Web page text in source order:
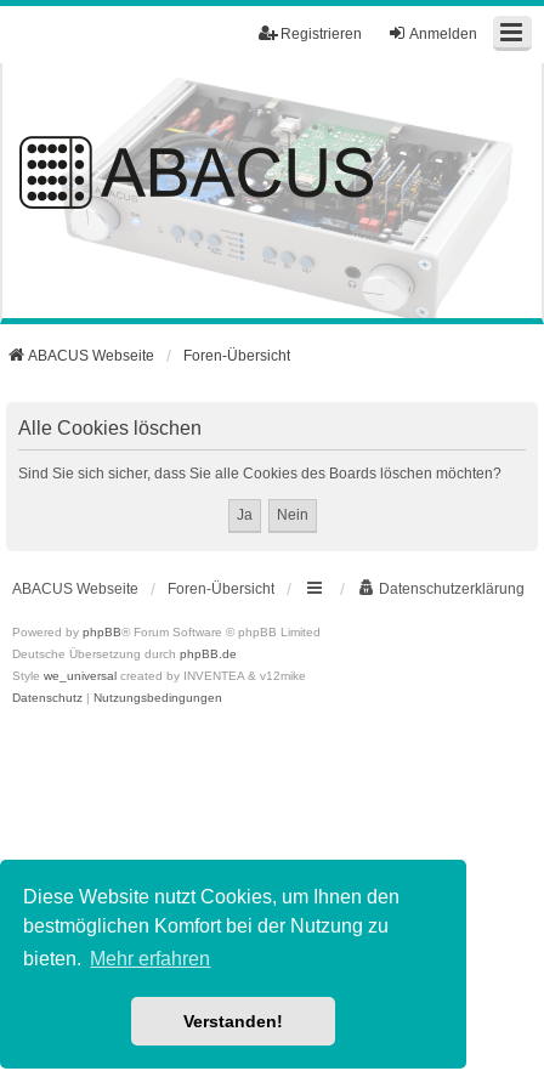
Diese Website nutzt Cookies, um Ihnen den
bestmöglichen Komfort bei der Nutzung zu
bieten. Mehr erfahren
Verstanden!
Anmelden
Registrieren
ABACUS Webseite Foren-Übersicht
Alle Cookies löschen
Sind Sie sich sicher, dass Sie alle Cookies des Boards löschen möchten?
ABACUS Webseite Foren-Übersicht Datenschutzerklärung
Powered by phpBB® Forum Software © phpBB Limited
Deutsche Übersetzung durch phpBB.de
Style we_universal created by INVENTEA & v12mike
Datenschutz | Nutzungsbedingungen